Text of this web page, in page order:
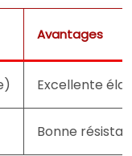
Avantages
Excellente
Bonne